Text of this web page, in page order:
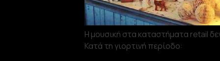
Η μουσική στα καταστήματα retail
Κατά τη γιορτινή περίοδο: